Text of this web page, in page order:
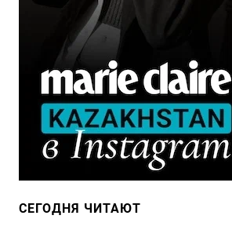
СЕГОДНЯ ЧИТАЮТ